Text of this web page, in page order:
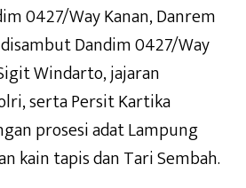
0427/Way Kanan, Danrem
Dandim 0427/Way
Windarto, jajaran
serta Persit Kartika
prosesi adat Lampung
kain tapis dan Tari Sembah.